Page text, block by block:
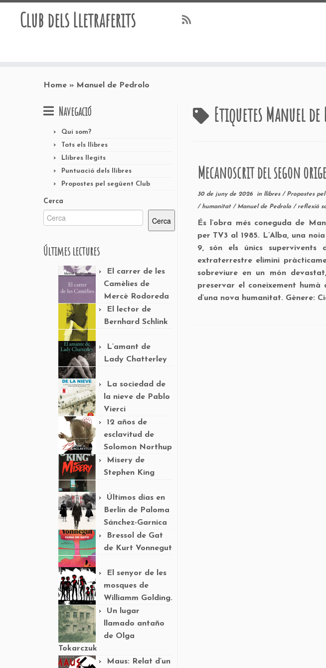
Club dels Lletraferits
Home » Manuel de Pedrolo
Navegació
Qui som?
Tots els llibres
Llibres llegits
Puntuació dels llibres
Propostes pel següent Club
Cerca
Cerca
Últimes lectures
El carrer de les
Camèlies de
Mercè Rodoreda
El lector de
Bernhard Schlink
L’amant de
Lady Chatterley
La sociedad de
la nieve de Pablo
Vierci
12 años de
esclavitud de
Solomon Northup
Misery de
Stephen King
Últimos días en
Berlín de Paloma
Sánchez-Garnica
Bressol de Gat
de Kurt Vonnegut
El senyor de les
mosques de
Williamm Golding.
Un lugar
llamado antaño
de Olga
Tokarczuk
Maus: Relat d’un
EtiquetesManuel de
Mecanoscrit del segon
30 de juny de 2026in llibres / Propostes
/ humanitat / Manuel de Pedrolo / reflexió
És l’obra més coneguda de
per TV3 al 1985. L’Alba, una
9, són els únics supervivents
extraterrestre elimini
sobreviure en un món
preservar el coneixement humà
d’una nova humanitat. Gènere: